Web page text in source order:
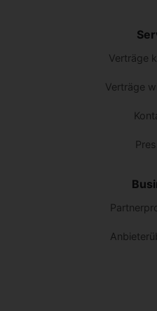
Verträge
Verträge